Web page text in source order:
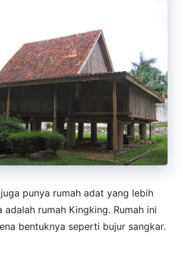
punya rumah adat yang lebih
adalah rumah Kingking. Rumah ini
bentuknya seperti bujur sangkar.